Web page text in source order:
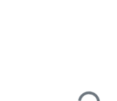
Вантажиться...